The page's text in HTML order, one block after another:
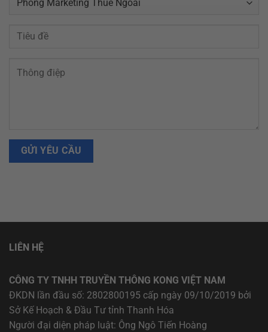
LIÊN HỆ
CÔNG TY TNHH TRUYỀN THÔNG KONG VIỆT NAM
ĐKDN lần đầu số: 2802800195 cấp ngày 09/10/2019 bởi
Sở Kế Hoạch & Đầu Tư tỉnh Thanh Hóa
Người đại diện pháp luật: Ông Ngô Tiến Hoàng